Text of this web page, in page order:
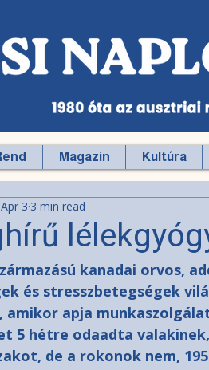
Magazin Kultúra
Apr 3 3 min read
kanadai orvos,
és stresszbetegségek
apja
5 hétre odaadta
de a rokonok nem,